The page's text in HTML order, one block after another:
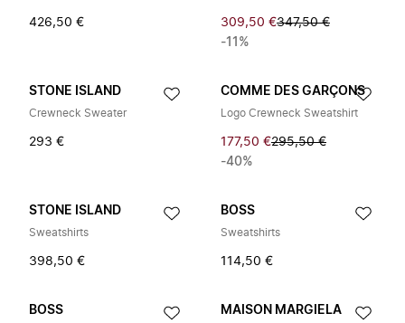
426,50 € 309,50 €347,50 €
-11%
STONE ISLAND
Crewneck Sweater
293 €
COMME DES GARÇONS
Logo Crewneck Sweatshirt
177,50 €295,50 €
-40%
STONE ISLAND
Sweatshirts
398,50 €
BOSS
Sweatshirts
114,50 €
BOSS MAISON MARGIELA